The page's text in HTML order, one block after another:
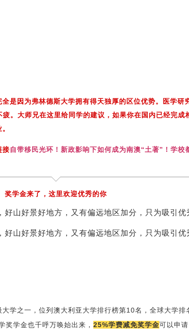
是因为弗林德斯大学拥有得天独厚的区位优势。医学研
。大师兄在这里给同学的建议，如果你在国内已经完成
接自带移民光环！新政影响下如何成为南澳“土著”！学校
奖学金来了，这里欢迎优秀的你
学之一，位列澳大利亚大学排行榜第10名，全球大学排
奖学金也千呼万唤始出来， 25%学费减免奖学金可以申